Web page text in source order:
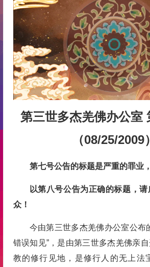
第三世多杰羌佛办公室
（08/25/2009）
第七号公告的标题是严重的罪业
以第八号公告为正确的标题，
众！
今由第三世多杰羌佛办公室公布
错误知见”，是由第三世多杰羌佛亲
教的修行见地，是修行人的无上法